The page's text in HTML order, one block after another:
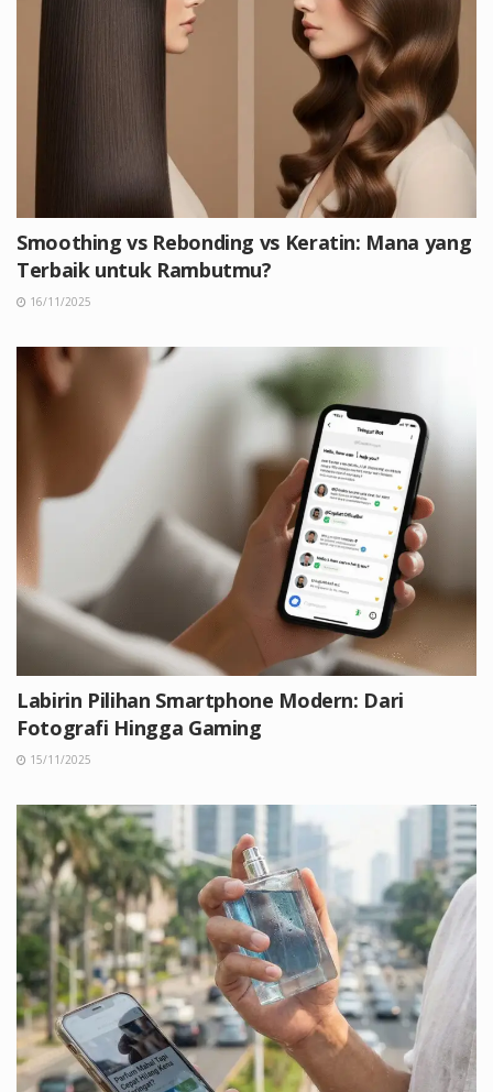
Smoothing vs Rebonding vs Keratin: Mana yang
Terbaik untuk Rambutmu?
16/11/2025
Labirin Pilihan Smartphone Modern: Dari
Fotografi Hingga Gaming
15/11/2025